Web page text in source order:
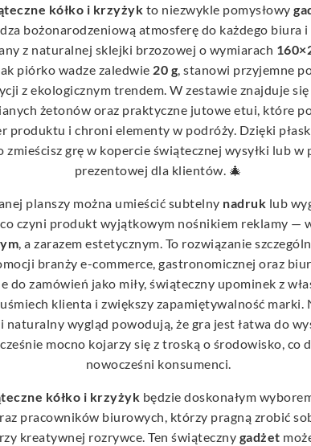
kółko i krzyżyk to niezwykle pomysłowy
bożonarodzeniową atmosferę do każdego biura i
z naturalnej sklejki brzozowej o wymiarach
piórko wadze zaledwie 20 g, stanowi przyjemne
z ekologicznym trendem. W zestawie znajduje się
żetonów oraz praktyczne jutowe etui, które
produktu i chroni elementy w podróży. Dzięki
zmieścisz grę w kopercie świątecznej wysyłki lub w
prezentowej dla klientów. 🎄
planszy można umieścić subtelny nadruk lub
co czyni produkt wyjątkowym nośnikiem reklamy —
, a zarazem estetycznym. To rozwiązanie
branży e-commerce, gastronomicznej oraz
do zamówień jako miły, świąteczny upominek z
klienta i zwiększy zapamiętywalność marki.
naturalny wygląd powodują, że gra jest łatwa do
mocno kojarzy się z troską o środowisko, co
nowocześni konsumenci.
kółko i krzyżyk będzie doskonałym
pracowników biurowych, którzy pragną zrobić
kreatywnej rozrywce. Ten świąteczny gadżet